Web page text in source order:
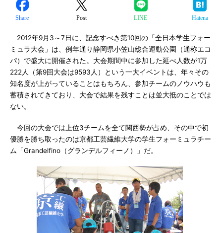
Share Post LINE Hatena
2012年9月3～7日に、記念すべき第10回の「全日本学生フォー
ミュラ大会」は、例年通り静岡県小笠山総合運動公園（通称エコ
パ）で盛大に開催された。大会期間中に参加した延べ人数が1万
222人（第9回大会は9593人）という一大イベントは、年々その
知名度が上がっていることはもちろん、参加チームのノウハウも
蓄積されてきており、大会で結果を残すことは並大抵のことでは
ない。
今回の大会では上位3チームを全て関西勢が占め、その中で初
優勝を勝ち取ったのは京都工芸繊維大学の学生フォーミュラチー
ム「Grandelfino（グランデルフィーノ）」だ。